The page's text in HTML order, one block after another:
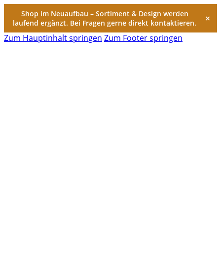
Shop im Neuaufbau – Sortiment & Design werden
laufend ergänzt. Bei Fragen gerne direkt kontaktieren.
×
Zum Hauptinhalt springen Zum Footer springen